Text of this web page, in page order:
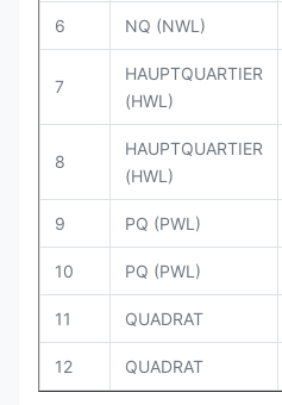
6 NQ (NWL)
7
HAUPTQUARTIER
(HWL)
8
HAUPTQUARTIER
(HWL)
9 PQ (PWL)
10 PQ (PWL)
11 QUADRAT
12 QUADRAT